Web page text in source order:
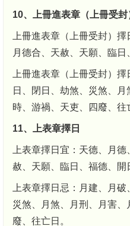
10、上冊進表章（上冊受封
上冊進表章（上冊受封）
月德合、天赦、天願、臨日
上冊進表章（上冊受封）
日、閉日、劫煞、災煞、
時、游禍、天吏、四廢、往
11、上表章擇日
上表章擇日宜：天德、月
赦、天願、臨日、福德、開
上表章擇日忌：月建、月
災煞、月煞、月刑、月害
廢、往亡日。